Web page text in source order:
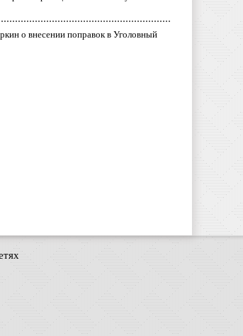
о внесении поправок в Уголовный